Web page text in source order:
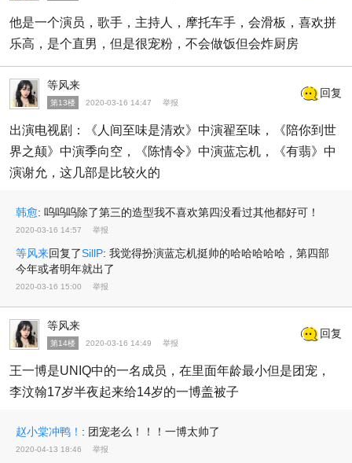
他是一个演员，歌手，主持人，摩托车手，会滑板，喜欢拼
乐高，是个直男，但是很宠粉，不会做饭但会炸厨房
等风来
第13楼 2020-03-16 14:47 举报
回复
出演电视剧：《人间至味是清欢》中演翟至味，《陪你到世
界之颠》中演季向空，《陈情令》中演蓝忘机，《有翡》中
演谢允，这几部是比较火的
韩愈: 呜呜呜除了第三的造型我不喜欢第四没看过其他都好可！
2020-03-16 14:57 举报
等风来回复了SillP: 我觉得扮演蓝忘机挺帅的哈哈哈哈哈，第四部
今年或者明年就出了
2020-03-16 15:00 举报
等风来
第14楼 2020-03-16 14:49 举报
回复
王一博是UNIQ中的一名成员，在里面年龄最小但是团宠，
李汶翰17岁半夜起来给14岁的一博盖被子
赵小棠冲鸭！ : 团宠老么！！！一博太帅了
2020-04-13 18:46 举报